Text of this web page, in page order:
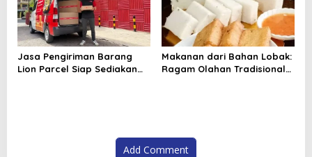
Jasa Pengiriman Barang
Lion Parcel Siap Sediakan
Makanan dari Bahan Lobak:
Ragam Olahan Tradisional
Add Comment